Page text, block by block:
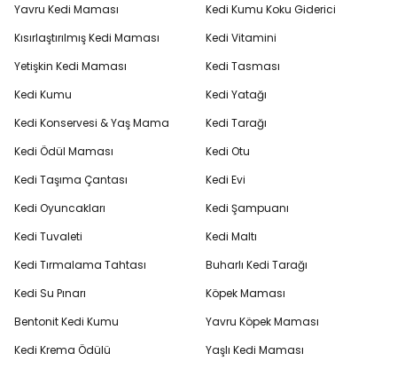
Yavru Kedi Maması
Kısırlaştırılmış Kedi Maması
Yetişkin Kedi Maması
Kedi Kumu
Kedi Konservesi & Yaş Mama
Kedi Ödül Maması
Kedi Taşıma Çantası
Kedi Oyuncakları
Kedi Tuvaleti
Kedi Tırmalama Tahtası
Kedi Su Pınarı
Bentonit Kedi Kumu
Kedi Krema Ödülü
Kedi Kumu Koku Giderici
Kedi Vitamini
Kedi Tasması
Kedi Yatağı
Kedi Tarağı
Kedi Otu
Kedi Evi
Kedi Şampuanı
Kedi Maltı
Buharlı Kedi Tarağı
Köpek Maması
Yavru Köpek Maması
Yaşlı Kedi Maması